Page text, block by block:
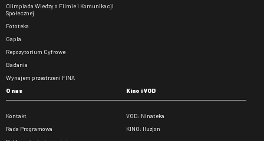
Olimpiada Wiedzy o Filmie i Komunikacji
Społecznej
Fototeka
Gapla
Repozytorium Cyfrowe
Badania
Wynajem przestrzeni FINA
O nas
Kontakt
Rada Programowa
Kino i VOD
VOD: Ninateka
KINO: Iluzjon